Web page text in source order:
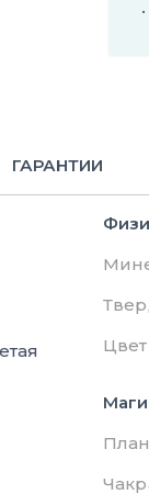
ГАРАНТИИ
Цвет